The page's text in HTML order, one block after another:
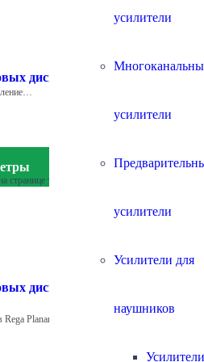
усилители
усилители
усилители
Усилители для
наушников
дисков Rega Planar 1
Этот товар имеет несколько
товара.
дисков Rega Planar 1
Planar 1…